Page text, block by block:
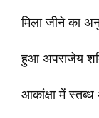
मिला जीने का
हुआ अपराजेय
आकांक्षा में स्तब्ध